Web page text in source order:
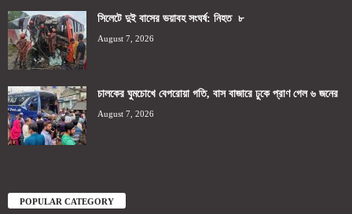
সিলেটে দুই বাসের ভয়াবহ সংঘর্ষ: নিহত ৮
August 7, 2026
চালকের ঘুমচোখে বেপরোয়া গতি, বাস বাজারে ঢুকে প্রাণ গেল ৬ জনের
August 7, 2026
POPULAR CATEGORY